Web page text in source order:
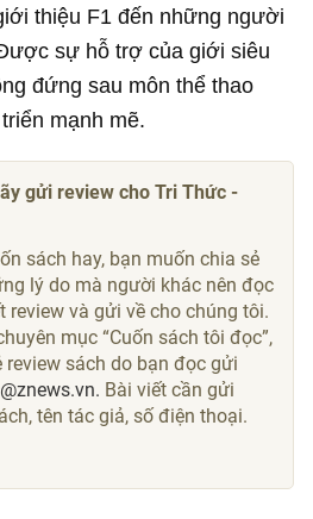
thiệu F1 đến những người
sự hỗ trợ của giới siêu
đứng sau môn thể thao
mạnh mẽ.
gửi review cho Tri Thức -
sách hay, bạn muốn chia sẻ
lý do mà người khác nên đọc
review và gửi về cho chúng tôi.
mục “Cuốn sách tôi đọc”,
review sách do bạn đọc gửi
Bài viết cần gửi
tên tác giả, số điện thoại.